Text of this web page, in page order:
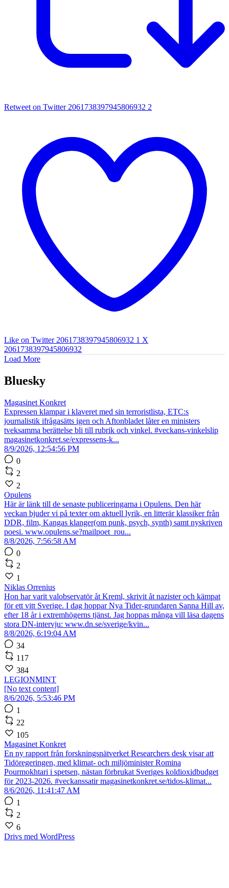
Retweet on Twitter 2061738397945806932 2
Like on Twitter 2061738397945806932 1 X
2061738397945806932
Load More
Bluesky
Magasinet Konkret
Expressen klampar i klaveret med sin terroristlista, ETC:s
journalistik ifrågasätts igen och Aftonbladet låter en ministers
tveksamma berättelse bli till rubrik och vinkel. #veckans-vinkelslip
magasinetkonkret.se/expressens-k...
8/9/2026, 12:54:56 PM
0
2
2
Opulens
Här är länk till de senaste publiceringarna i Opulens. Den här
veckan bjuder vi på texter om aktuell lyrik, en litterär klassiker från
DDR, film, Kangas klanger(om punk, psych, synth) samt nyskriven
poesi. www.opulens.se?mailpoet_rou...
8/8/2026, 7:56:58 AM
0
2
1
Niklas Orrenius
Hon har varit valobservatör åt Kreml, skrivit åt nazister och kämpat
för ett vitt Sverige. I dag hoppar Nya Tider-grundaren Sanna Hill av,
efter 18 år i extremhögerns tjänst. Jag hoppas många vill läsa dagens
stora DN-intervju: www.dn.se/sverige/kvin...
8/8/2026, 6:19:04 AM
34
117
384
LEGIONMINT
[No text content]
8/6/2026, 5:53:46 PM
1
22
105
Magasinet Konkret
En ny rapport från forskningsnätverket Researchers desk visar att
Tidöregeringen, med klimat- och miljöminister Romina
Pourmokhtari i spetsen, nästan förbrukat Sveriges koldioxidbudget
för 2023-2026. #veckanssatir magasinetkonkret.se/tidos-klimat...
8/6/2026, 11:41:47 AM
1
2
6
Drivs med WordPress